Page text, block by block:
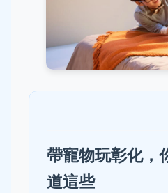
帶寵物玩彰化，
道這些